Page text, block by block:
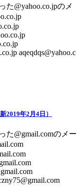
た@yahoo.co.jpのメ
aqeqdqs@yahoo.c
2019年2月4日）
た@gmail.comのメー